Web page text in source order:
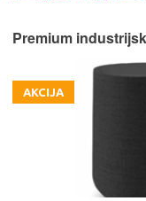
Premium
AKCIJA